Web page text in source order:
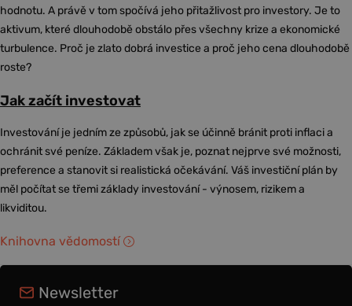
hodnotu. A právě v tom spočívá jeho přitažlivost pro investory. Je to
aktivum, které dlouhodobě obstálo přes všechny krize a ekonomické
turbulence. Proč je zlato dobrá investice a proč jeho cena dlouhodobě
roste?
Jak začít investovat
Investování je jedním ze způsobů, jak se účinně bránit proti inflaci a
ochránit své peníze. Základem však je, poznat nejprve své možnosti,
preference a stanovit si realistická očekávání. Váš investiční plán by
měl počítat se třemi základy investování - výnosem, rizikem a
likviditou.
Knihovna vědomostí
Newsletter